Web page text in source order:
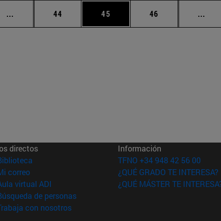
... Páginas intermedias Use TAB para desplazarse.
Página
44 Página
45 Página
46 ...
directos
(abre en nueva ventana)
correo(abre en nueva ventana)
virtual ADI (abre en nueva ventana)
de personas(abre en nueva ventana)
con nosotros(abre en nueva ventana)
Información
TFNO +34 948 42 56 00
¿QUÉ GRADO TE INTERESA?
¿QUÉ MÁSTER TE